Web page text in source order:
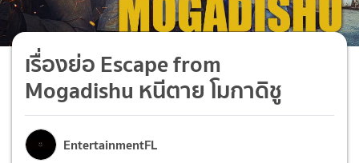
เรื่องย่อ Escape from
Mogadishu หนีตาย โมกาดิชู
EntertainmentFL